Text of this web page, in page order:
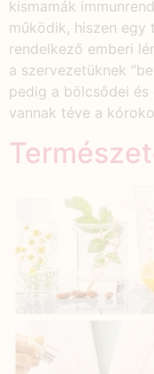
kismamák
működik, hiszen egy
rendelkező emberi
a szervezetüknek
pedig a bölcsődei
vannak téve a